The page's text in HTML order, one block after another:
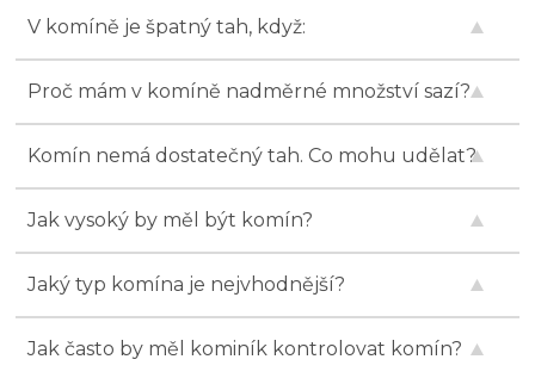
V komíně je špatný tah, když:
Proč mám v komíně nadměrné množství sazí?
Komín nemá dostatečný tah. Co mohu udělat?
Jak vysoký by měl být komín?
Jaký typ komína je nejvhodnější?
Jak často by měl kominík kontrolovat komín?